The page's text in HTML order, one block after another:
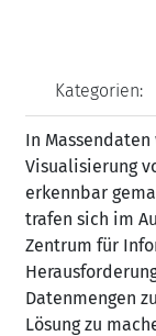
Kategorien:
In
Visualisierung
erkennbar
trafen sich im
Zentrum für
Datenmengen
Lösung zu